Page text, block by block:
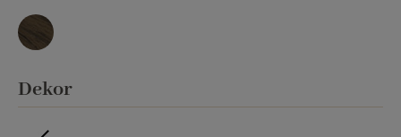
Basalt
Dekorauswählen